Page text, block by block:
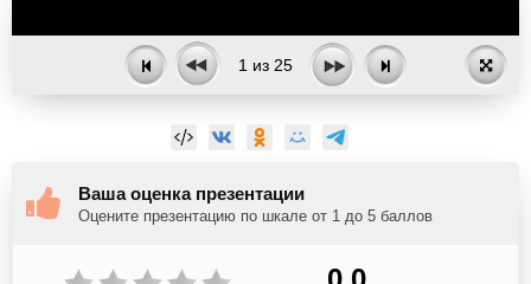
1 из 25
Ваша оценка презентации
Оцените презентацию по шкале от 1 до 5 баллов